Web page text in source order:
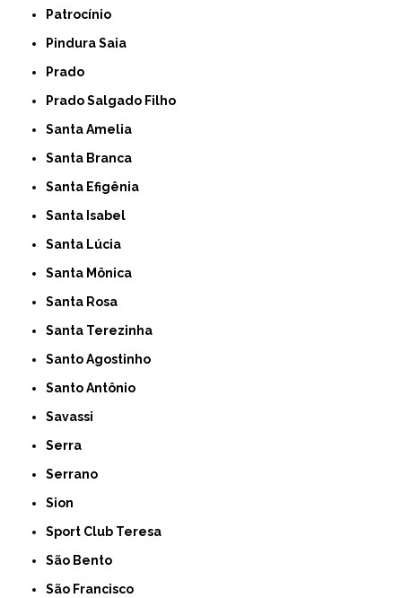
Patrocínio
Pindura Saia
Prado
Prado Salgado Filho
Santa Amelia
Santa Branca
Santa Efigênia
Santa Isabel
Santa Lúcia
Santa Mônica
Santa Rosa
Santa Terezinha
Santo Agostinho
Santo Antônio
Savassi
Serra
Serrano
Sion
Sport Club Teresa
São Bento
São Francisco